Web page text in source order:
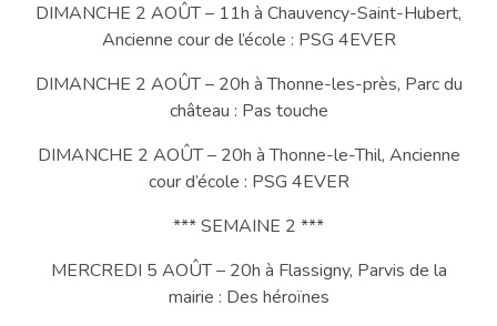
DIMANCHE 2 AOÛT – 11h à Chauvency-Saint-Hubert,
Ancienne cour de l’école : PSG 4EVER
DIMANCHE 2 AOÛT – 20h à Thonne-les-près, Parc du
château : Pas touche
DIMANCHE 2 AOÛT – 20h à Thonne-le-Thil, Ancienne
cour d’école : PSG 4EVER
*** SEMAINE 2 ***
MERCREDI 5 AOÛT – 20h à Flassigny, Parvis de la
mairie : Des héroïnes